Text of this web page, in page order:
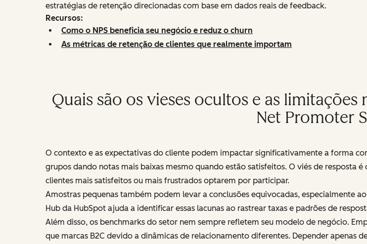
estratégias de retenção direcionadas com base em dados reais de feedback.
Recursos:
Como o NPS beneficia seu negócio e reduz o churn
As métricas de retenção de clientes que realmente importam
Quais são os vieses ocultos e as
Net Promoter
O contexto e as expectativas do cliente podem impactar significativamente a forma
grupos dando notas mais baixas mesmo quando estão satisfeitos. O viés de resposta
clientes mais satisfeitos ou mais frustrados optarem por participar.
Amostras pequenas também podem levar a conclusões equivocadas, especialmente
Hub da HubSpot ajuda a identificar essas lacunas ao rastrear taxas e padrões de
Além disso, os benchmarks do setor nem sempre refletem seu modelo de negócio.
que marcas B2C devido a dinâmicas de relacionamento diferentes. Depender apenas